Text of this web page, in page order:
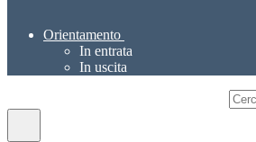
Orientamento
In entrata
In uscita